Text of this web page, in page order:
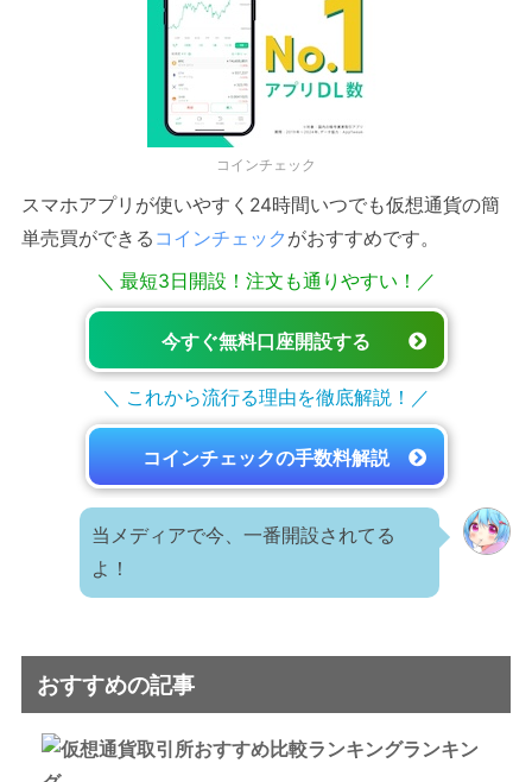
コインチェック
スマホアプリが使いやすく24時間いつでも仮想通貨の簡
単売買ができる コインチェック がおすすめです。
＼ 最短3日開設！注文も通りやすい！／
今すぐ無料口座開設する
＼ これから流行る理由を徹底解説！／
コインチェックの手数料解説
当メディアで今、一番開設されてる
よ！
おすすめの記事